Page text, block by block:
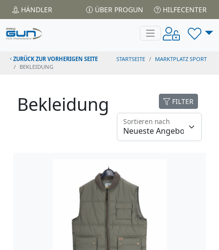
HÄNDLER ÜBER PROGUN HILFECENTER
ZURÜCK ZUR VORHERIGEN SEITE STARTSEITE
MARKTPLATZ SPORT
BEKLEIDUNG
Bekleidung FILTER
Sortieren nach